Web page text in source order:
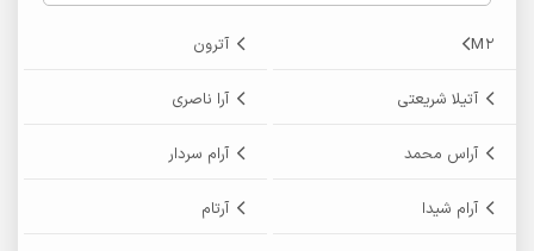
M2 آترون
آتیلا شریعتی آرا ناصری
آراس محمد آرام سردار
آرام شیدا آرتام